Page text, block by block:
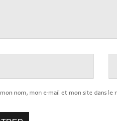
nom, mon e-mail et mon site dans